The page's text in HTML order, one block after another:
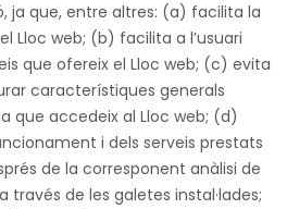
ja que, entre altres: (a) facilita la
Lloc web; (b) facilita a l’usuari
que ofereix el Lloc web; (c) evita
característiques generals
que accedeix al Lloc web; (d)
i dels serveis prestats
de la corresponent anàlisi de
de les galetes instal·lades;